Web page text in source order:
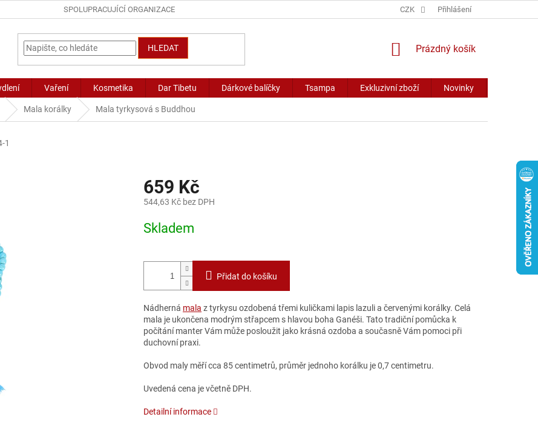
SPOLUPRACUJÍCÍ ORGANIZACE CZK Přihlášení
HLEDAT
NÁKUPNÍ
Prázdný košík
Vaření Kosmetika Dar Tibetu Dárkové balíčky Tsampa Exkluzivní zboží Novinky
Mala korálky Mala tyrkysová s Buddhou
1
659 Kč
544,63 Kč bez DPH
cena:
Skladem
Přidat do košíku
Nádherná mala z tyrkysu ozdobená třemi kuličkami lapis lazuli a červenými korálky. Celá
mala je ukončena modrým střapcem s hlavou boha Ganéši. Tato tradiční pomůcka k
počítání manter Vám může posloužit jako krásná ozdoba a současně Vám pomoci při
duchovní praxi.
Obvod maly měří cca 85 centimetrů, průměr jednoho korálku je 0,7 centimetru.
Uvedená cena je včetně DPH.
Detailní informace